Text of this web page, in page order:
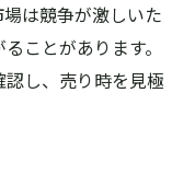
は競争が激しいた
ことがあります。
し、売り時を見極